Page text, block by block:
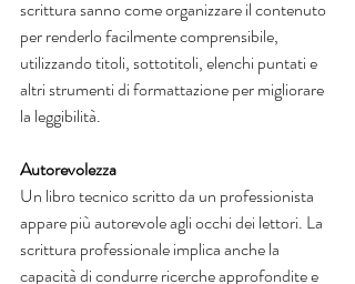
scrittura sanno come organizzare il contenuto
per renderlo facilmente comprensibile,
utilizzando titoli, sottotitoli, elenchi puntati e
altri strumenti di formattazione per migliorare
la leggibilità.
Autorevolezza
Un libro tecnico scritto da un professionista
appare più autorevole agli occhi dei lettori. La
scrittura professionale implica anche la
capacità di condurre ricerche approfondite e